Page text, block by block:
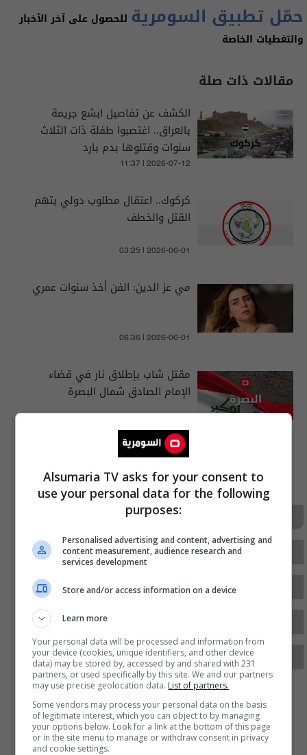
حمّل تطبيق السومرية للحصول على آخر الأخبار
والتغطيات الخاصة
مقالات ذات صلة
الكشف عن تفاصيل ابشع جريمة
بالعراق.. اغتصبوا طفلة ذات الثلاث
سنوات وقتلوها بدم بارد
11:37 | 2026-07-12
كركوك.. اعتقال مطلوب دولي بتهم
القتل والخطف
03:25 | 2026-06-01
مي عز الدين: الفن أخذ سنوات عمري
06:36 | 2026-06-01
مقتل شاب بإطلاق نار في قضاء
الإمام الصادق شمال البصرة
ad
البصرة
عمرها سنوات
ارتكاب الجريمة
السومرية نيوز
محافظة البصرة
الزبير على
Alsumaria TV asks for your consent to
use your personal data for the following
purposes:
Personalised advertising and content, advertising and
content measurement, audience research and
services development
Store and/or access information on a device
Learn more
Your personal data will be processed and information from
your device (cookies, unique identifiers, and other device
data) may be stored by, accessed by and shared with 231
partners, or used specifically by this site. We and our partners
may use precise geolocation data. List of partners.
Some vendors may process your personal data on the basis
of legitimate interest, which you can object to by managing
your options below. Look for a link at the bottom of this page
or in the site menu to manage or withdraw consent in privacy
and cookie settings.